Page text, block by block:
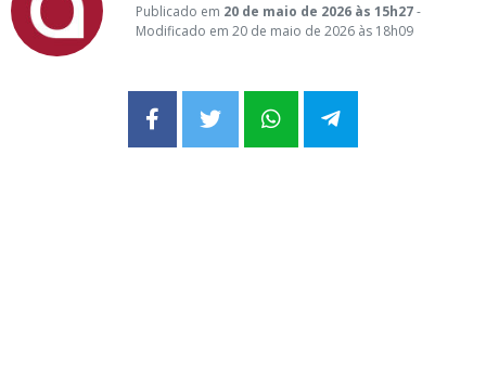
Publicado em 20 de maio de 2026 às 15h27-
Modificado em 20 de maio de 2026 às 18h09